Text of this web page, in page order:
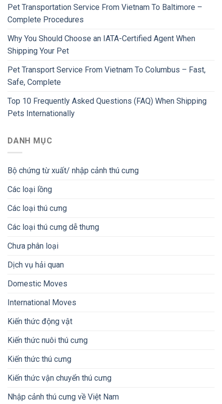
Pet Transportation Service From Vietnam To Baltimore –
Complete Procedures
Why You Should Choose an IATA-Certified Agent When
Shipping Your Pet
Pet Transport Service From Vietnam To Columbus – Fast,
Safe, Complete
Top 10 Frequently Asked Questions (FAQ) When Shipping
Pets Internationally
DANH MỤC
Bộ chứng từ xuất/ nhập cảnh thú cưng
Các loại lồng
Các loại thú cưng
Các loại thú cưng dễ thưng
Chưa phân loại
Dịch vụ hải quan
Domestic Moves
International Moves
Kiến thức động vật
Kiến thức nuôi thú cưng
Kiến thức thú cưng
Kiến thức vận chuyển thú cưng
Nhập cảnh thú cưng về Việt Nam